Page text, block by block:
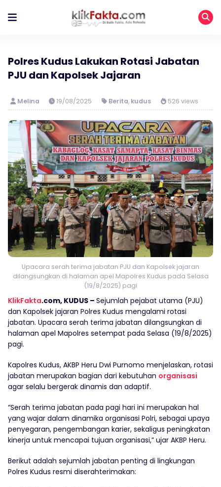
Polres Kudus Lakukan Rotasi Jabatan
PJU dan Kapolsek Jajaran
Melina 19/08/2025 Berita, kudus 526 views
Upacara serah terima jabatan PJU dan Kapolsek jajaran
dilangsungkan di halaman apel Mapolres Kudus pada Selasa
(19/8/2025) pagi
KlikFakta.com, KUDUS – Sejumlah pejabat utama (PJU)
dan Kapolsek jajaran Polres Kudus mengalami rotasi
jabatan. Upacara serah terima jabatan dilangsungkan di
halaman apel Mapolres setempat pada Selasa (19/8/2025)
pagi.
Kapolres Kudus, AKBP Heru Dwi Purnomo menjelaskan, rotasi
jabatan merupakan bagian dari kebutuhan organisasi
agar selalu bergerak dinamis dan adaptif.
“Serah terima jabatan pada pagi hari ini merupakan hal
yang wajar dalam dinamika organisasi Polri, sebagai upaya
penyegaran, pengembangan karier, sekaligus peningkatan
kinerja untuk mencapai tujuan organisasi,” ujar AKBP Heru.
Berikut adalah sejumlah jabatan penting di lingkungan
Polres Kudus resmi diserahterimakan: